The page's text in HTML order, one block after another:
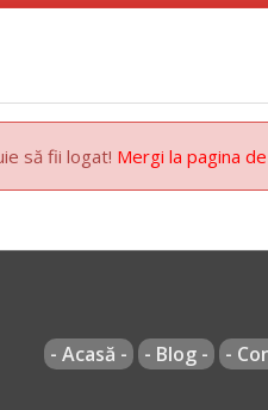
să fii logat! Mergi la pagina
- Acasă - - Blog - -